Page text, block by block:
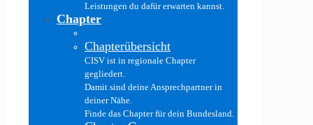
Leistungen du dafür erwarten kannst.
Chapter
Chapterübersicht
CISV ist in regionale Chapter
gegliedert.
Damit sind deine Ansprechpartner in
deiner Nähe.
Finde das Chapter für dein Bundesland.